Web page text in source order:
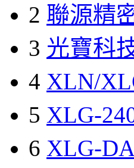
2 聯源精
3 光寶科
4 XLN/
5 XLG-
6 XLG-